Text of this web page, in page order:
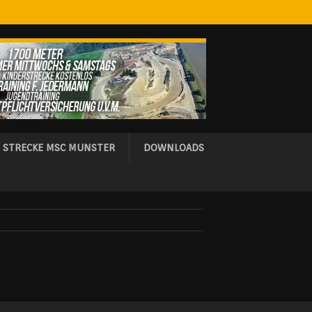
MSC MUNSTER DOWNLOADS